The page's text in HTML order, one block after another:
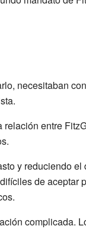
necesitaban
entre
y reduciendo
de aceptar
complicada.